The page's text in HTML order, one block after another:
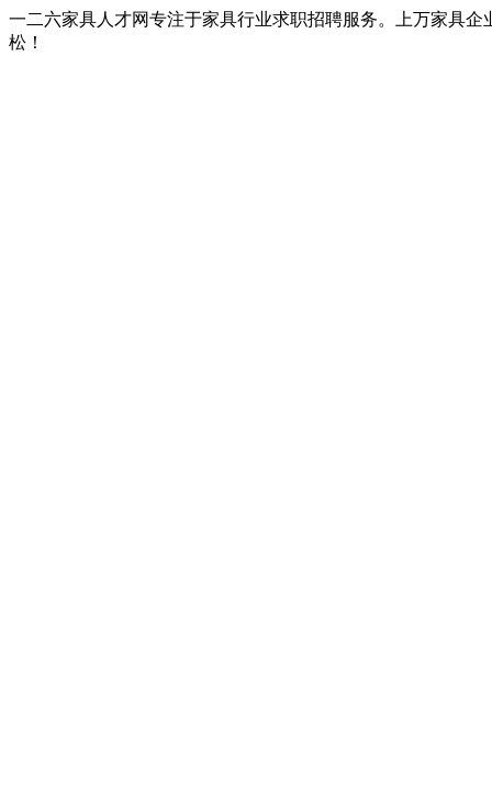
一二六家具人才网专注于家具行业求职招聘服务。上万家具
松！